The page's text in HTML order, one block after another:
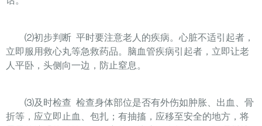
⑵初步判断 平时要注意老人的疾病。心脏不适引起者，
立即服用救心丸等急救药品。脑血管疾病引起者，立即让老
人平卧，头侧向一边，防止窒息。
⑶及时检查 检查身体部位是否有外伤如肿胀、出血、骨
折等，应立即止血、包扎；有抽搐，应移至安全的地方，将